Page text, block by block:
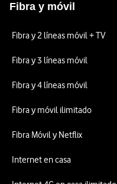
Fibra y móvil
Fibra y 2 líneas móvil + TV
Fibra y 3 líneas móvil
Fibra y 4 líneas móvil
Fibra y móvil ilimitado
Fibra Móvil y Netflix
Internet en casa